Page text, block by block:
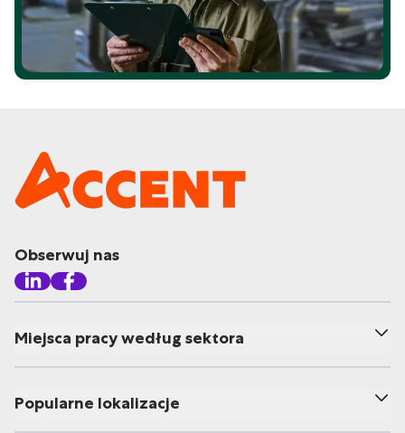
Obserwuj nas
Miejsca pracy według sektora
Popularne lokalizacje